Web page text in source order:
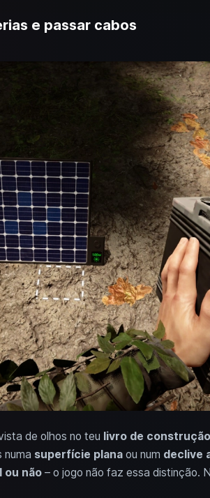
e passar cabos
de olhos no teu livro de construção
numa superfície planaou num declive
ou não– o jogo não faz essa distinção.